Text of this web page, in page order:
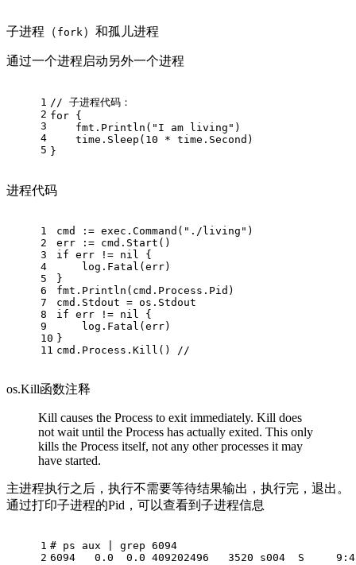
子进程（ fork）和孤儿进程
通过一个进程启动另外一个进程
1
2
3
4
5
// 子进程代码：
for {
    fmt.Println("I am living")
    time.Sleep(10 * time.Second)
}
进程代码
1
2
3
4
5
6
7
8
9
10
11
cmd := exec.Command("./living")
err := cmd.Start()
if err != nil {
    log.Fatal(err)
}
fmt.Println(cmd.Process.Pid)
cmd.Stdout = os.Stdout
if err != nil {
    log.Fatal(err)
}
cmd.Process.Kill() //
os.Kill函数注释
Kill causes the Process to exit immediately. Kill does
not wait until the Process has actually exited. This only
kills the Process itself, not any other processes it may
have started.
主进程执行之后，执行不需要等待结果输出，执行完，退出。
通过打印子进程的Pid，可以查看到子进程信息
1
2
# ps aux | grep 6094
6094   0.0  0.0 409202496   3520 s004  S